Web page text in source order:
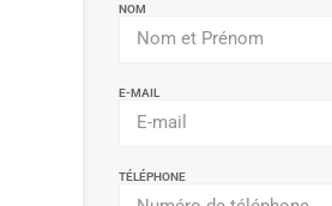
NOM
E-MAIL
TÉLÉPHONE